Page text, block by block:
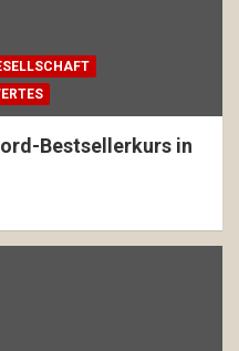
Bestsellerkurs in